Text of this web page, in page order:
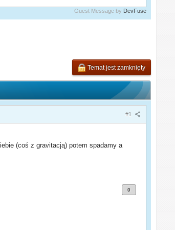
Guest Message by DevFuse
Temat jest zamknięty
#1
(coś z gravitacją) potem spadamy a
0